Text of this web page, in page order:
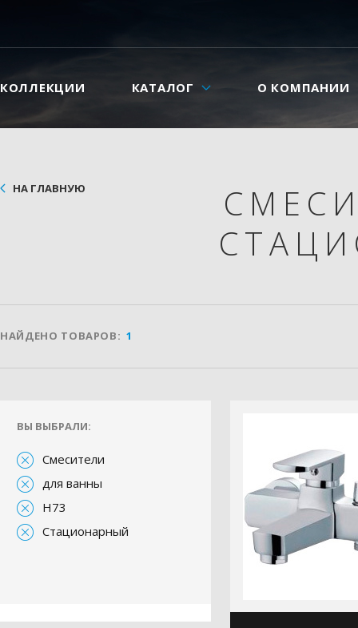
КОЛЛЕКЦИИ КАТАЛОГ О КОМПАНИИ
НА ГЛАВНУЮ
НАЙДЕНО ТОВАРОВ: 1
ВЫ ВЫБРАЛИ:
Смесители
для ванны
H73
Стационарный